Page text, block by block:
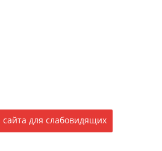
сайта для слабовидящих